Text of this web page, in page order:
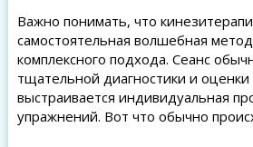
Важно понимать, что
самостоятельная волшебная
комплексного подхода. Сеанс
тщательной диагностики и оценки
выстраивается индивидуальная
упражнений. Вот что обычно